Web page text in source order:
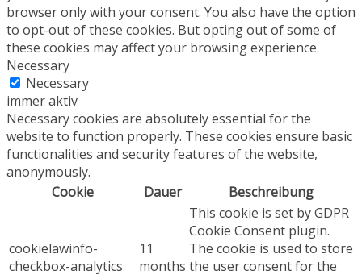
browser only with your consent. You also have the option
to opt-out of these cookies. But opting out of some of
these cookies may affect your browsing experience.
Necessary
Necessary
immer aktiv
Necessary cookies are absolutely essential for the
website to function properly. These cookies ensure basic
functionalities and security features of the website,
anonymously.
Cookie
Dauer Beschreibung
cookielawinfo-
checkbox-analytics
11
months
This cookie is set by GDPR
Cookie Consent plugin.
The cookie is used to store
the user consent for the